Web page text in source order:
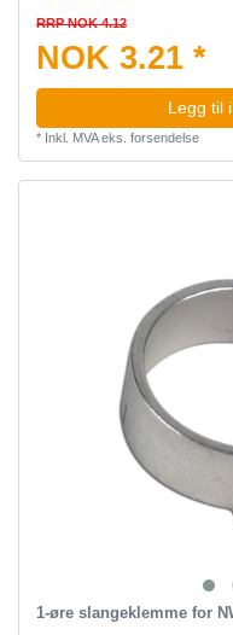
RRP NOK 4.12
NOK 3.21 *
Legg til
* Inkl. MVAeks. forsendelse
1-øre slangeklemme for